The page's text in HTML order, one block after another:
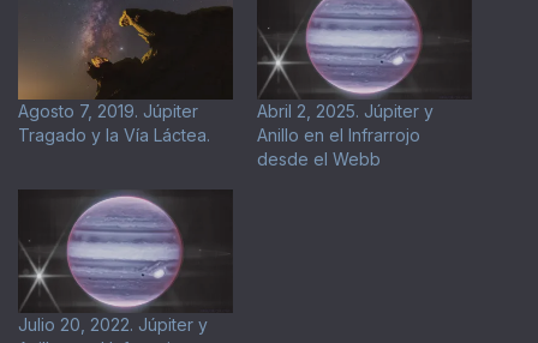
Agosto 7, 2019. Júpiter
Tragado y la Vía Láctea.
Abril 2, 2025. Júpiter y
Anillo en el Infrarrojo
desde el Webb
Julio 20, 2022. Júpiter y